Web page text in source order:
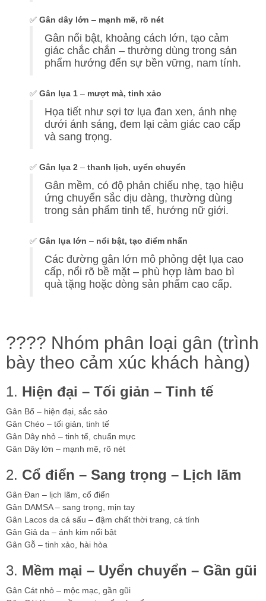
✅ Gân dây lớn – mạnh mẽ, rõ nét
Gân nổi bật, khoảng cách lớn, tạo cảm
giác chắc chắn – thường dùng trong sản
phẩm hướng đến sự bền vững, nam tính.
✅ Gân lụa 1 – mượt mà, tinh xảo
Họa tiết như sợi tơ lụa đan xen, ánh nhẹ
dưới ánh sáng, đem lại cảm giác cao cấp
và sang trọng.
✅ Gân lụa 2 – thanh lịch, uyển chuyển
Gân mềm, có độ phản chiếu nhẹ, tạo hiệu
ứng chuyển sắc dịu dàng, thường dùng
trong sản phẩm tinh tế, hướng nữ giới.
✅ Gân lụa lớn – nổi bật, tạo điểm nhấn
Các đường gân lớn mô phỏng dệt lụa cao
cấp, nổi rõ bề mặt – phù hợp làm bao bì
quà tặng hoặc dòng sản phẩm cao cấp.
???? Nhóm phân loại gân (trình
bày theo cảm xúc khách hàng)
1. Hiện đại – Tối giản – Tinh tế
Gân Bố – hiện đại, sắc sảo
Gân Chéo – tối giản, tinh tế
Gân Dây nhỏ – tinh tế, chuẩn mực
Gân Dây lớn – mạnh mẽ, rõ nét
2. Cổ điển – Sang trọng – Lịch lãm
Gân Đan – lịch lãm, cổ điển
Gân DAMSA – sang trọng, mịn tay
Gân Lacos da cá sấu – đậm chất thời trang, cá tính
Gân Giả da – ánh kim nổi bật
Gân Gỗ – tinh xảo, hài hòa
3. Mềm mại – Uyển chuyển – Gần gũi
Gân Cát nhỏ – mộc mạc, gần gũi